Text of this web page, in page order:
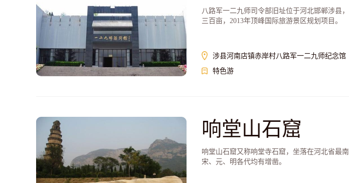
八路军一二九师司令部旧址位于河北邯郸涉县
三百亩，2013年顶峰国际旅游景区规划项目。
涉县河南店镇赤岸村八路军一二九师纪念馆
特色游
响堂山石窟
响堂山石窟又称响堂寺石窟，坐落在河北省最
宋、元、明各代均有增凿。